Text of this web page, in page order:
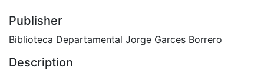
Publisher
Biblioteca Departamental Jorge Garces Borrero
Description